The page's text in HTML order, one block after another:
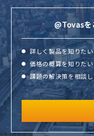
@Tovas
詳しく製品を知りたい
価格の概算を知りたい
課題の解決策を相談